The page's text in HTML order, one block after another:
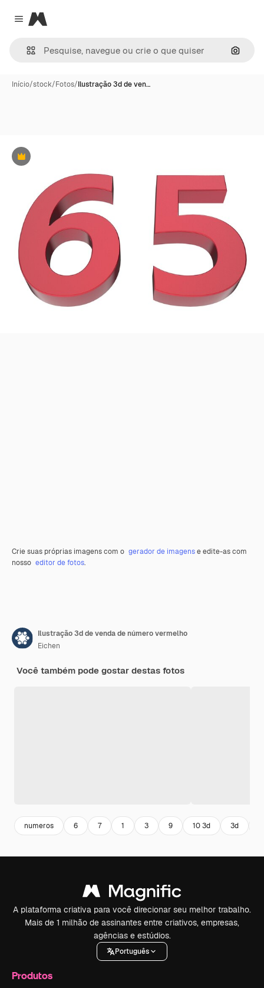
Close menu
Magnific
Início/stock/Fotos/Ilustração 3d de ven…
Premium
Crie suas próprias imagens com o gerador de imagense edite-as com
nosso editor de fotos.
Ilustração 3d de venda de número vermelho
Eichen
Você também pode gostar destas fotos
numeros 6 7 1 3 9 10 3d 3d
A plataforma criativa para você direcionar seu melhor trabalho.
Mais de 1 milhão de assinantes entre criativos, empresas,
agências e estúdios.
Português
Produtos